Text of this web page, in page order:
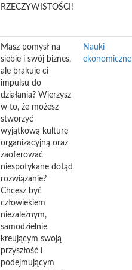
RZECZYWISTOŚCI!
Masz pomysł na
siebie i swój biznes,
ale brakuje ci
impulsu do
działania? Wierzysz
w to, że możesz
stworzyć
wyjątkową kulturę
organizacyjną oraz
zaoferować
niespotykane dotąd
rozwiązanie?
Chcesz być
człowiekiem
niezależnym,
samodzielnie
kreującym swoją
przyszłość i
podejmującym
Nauki
ekonomiczne